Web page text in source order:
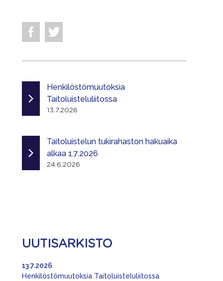
Henkilöstömuutoksia
Taitoluisteluliitossa
13.7.2026
Taitoluistelun tukirahaston hakuaika
alkaa 1.7.2026
24.6.2026
UUTISARKISTO
Henkilöstömuutoksia Taitoluisteluliitossa
13.7.2026